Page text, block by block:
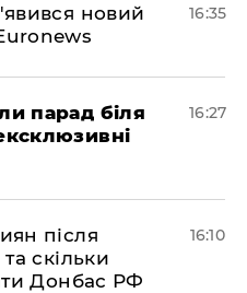
новий
16:35
парад біля
16:27
після
скільки
Донбас РФ
16:10